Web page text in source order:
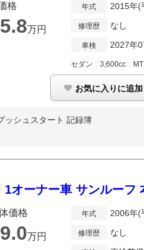
格
8万円
年式 2015年(
修理歴 なし
車検 2027年
セダン 3,600cc
お気に入りに追加
ッシュスタート 記録簿
オーナー車 サンルーフ
価格
0万円
年式 2006年(
修理歴 なし